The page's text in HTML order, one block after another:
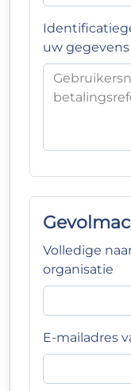
uw
Volledige
organisatie
E-mailadres